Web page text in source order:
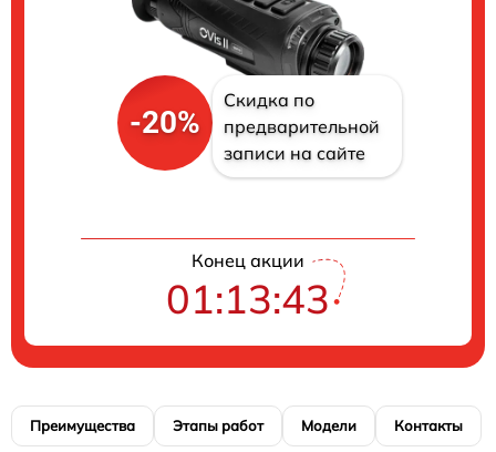
-20%
Скидка по
предварительной
записи на сайте
Конец акции
01:13:43
Преимущества Этапы работ Модели Контакты